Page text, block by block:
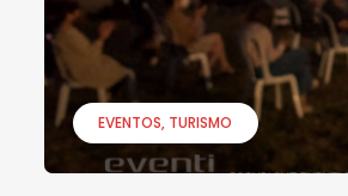
EVENTOS TURISMO